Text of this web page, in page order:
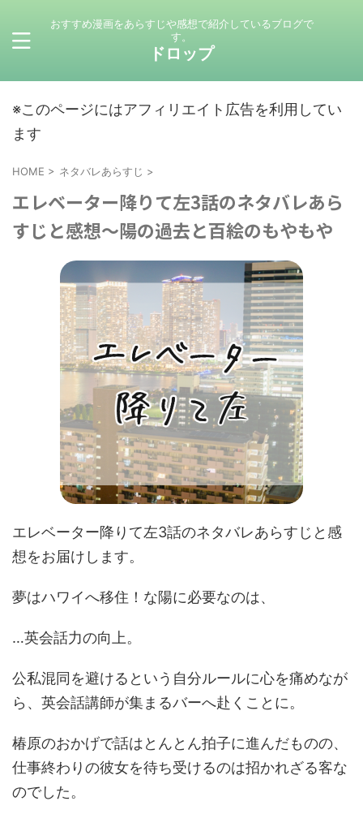
おすすめ漫画をあらすじや感想で紹介しているブログで
す。
ドロップ
※このページにはアフィリエイト広告を利用してい
ます
HOME > ネタバレあらすじ >
エレベーター降りて左3話のネタバレあら
すじと感想～陽の過去と百絵のもやもや
エレベーター降りて左3話のネタバレあらすじと感
想をお届けします。
夢はハワイへ移住！な陽に必要なのは、
…英会話力の向上。
公私混同を避けるという自分ルールに心を痛めなが
ら、英会話講師が集まるバーへ赴くことに。
椿原のおかげで話はとんとん拍子に進んだものの、
仕事終わりの彼女を待ち受けるのは招かれざる客な
のでした。